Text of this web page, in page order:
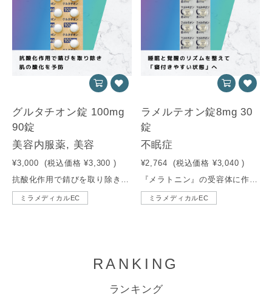
グルタチオン錠 100mg
90錠
美容内服薬, 美容
¥3,000 (税込価格 ¥3,300 )
ミラメディカルEC
ラメルテオン錠8mg 30
錠
不眠症
¥2,764 (税込価格 ¥3,040 )
ミラメディカルEC
RANKING
ランキング